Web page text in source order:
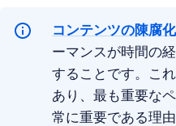
コンテンツの陳腐化
ーマンスが時間の
することです。こ
あり、最も重要な
常に重要である理由